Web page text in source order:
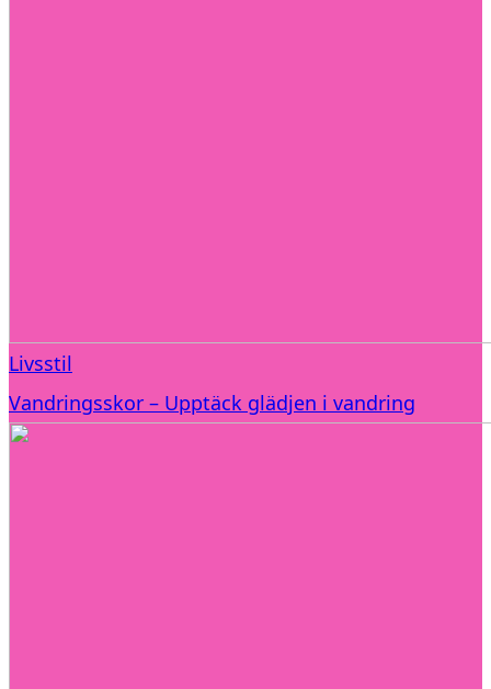
Livsstil
Vandringsskor – Upptäck glädjen i vandring